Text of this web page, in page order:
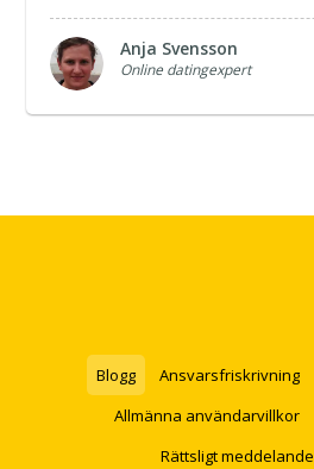
Anja Svensson
Online datingexpert
Blogg Ansvarsfriskrivning
Allmänna användarvillkor
Rättsligt meddelande